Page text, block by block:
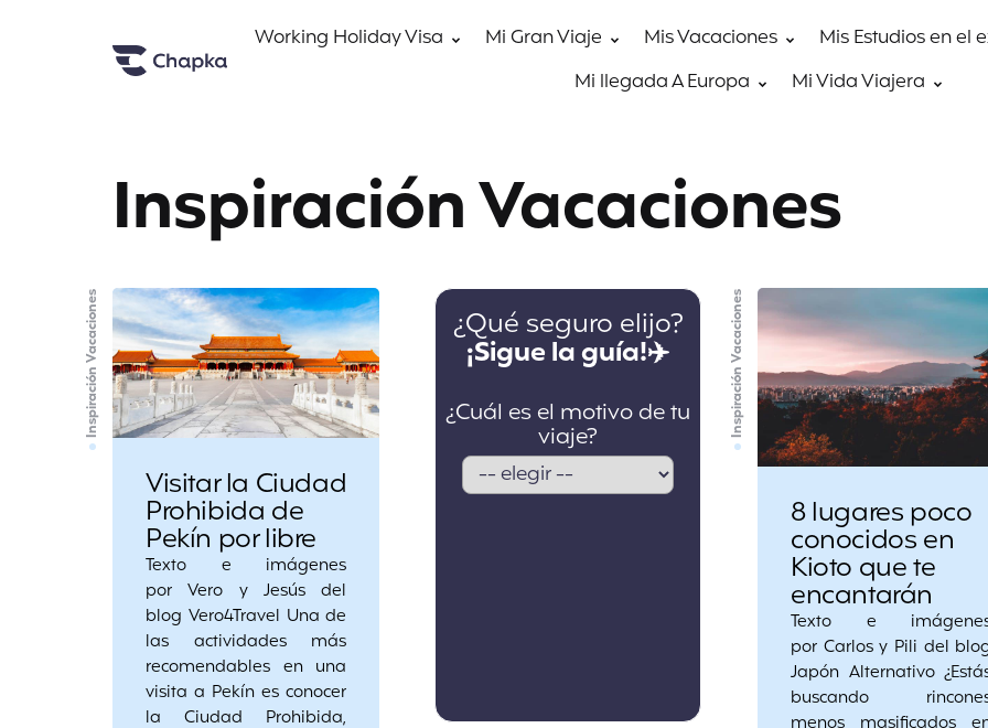
Working Holiday Visa Mi Gran Viaje Mis Vacaciones
Mis Estudios en el
Mi llegada A Europa
Mi Vida Viajera
Inspiración Vacaciones
Inspiración Vacaciones
Visitar la Ciudad
Prohibida de
Pekín por libre
Texto e imágenes
por Vero y Jesús del
blog Vero4Travel Una de
las actividades más
recomendables en una
visita a Pekín es conocer
la Ciudad Prohibida,
Inspiración Vacaciones
8 lugares poco
conocidos en
Kioto que te
encantarán
Texto e
por Carlos y Pili del
Japón Alternativo
buscando